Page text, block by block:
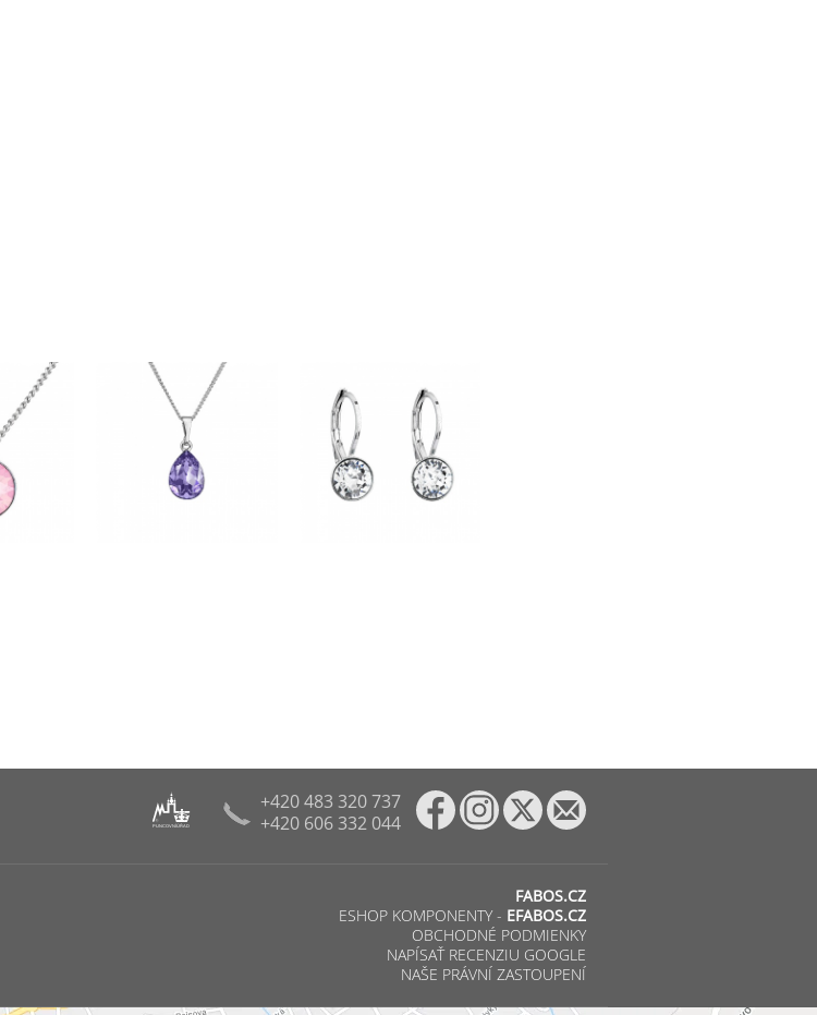
PUNCOVNÍ ÚŘAD
+420 483 320 737
+420 606 332 044
FABOS.CZ
ESHOP KOMPONENTY - EFABOS.CZ
OBCHODNÉ PODMIENKY
NAPÍSAŤ RECENZIU GOOGLE
NAŠE PRÁVNÍ ZASTOUPENÍ